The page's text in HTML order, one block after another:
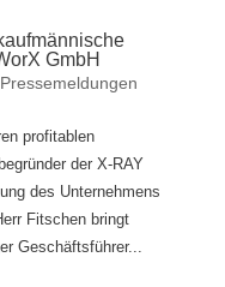
GmbH
Pressemeldungen
profitablen
der X-RAY
des Unternehmens
Fitschen bringt
Geschäftsführer...